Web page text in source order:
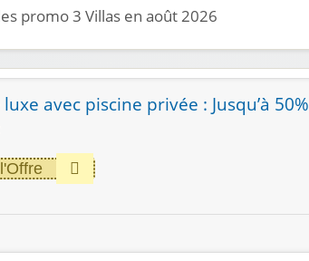
promo 3 Villas en août 2026
avec piscine privée : Jusqu’à 50%